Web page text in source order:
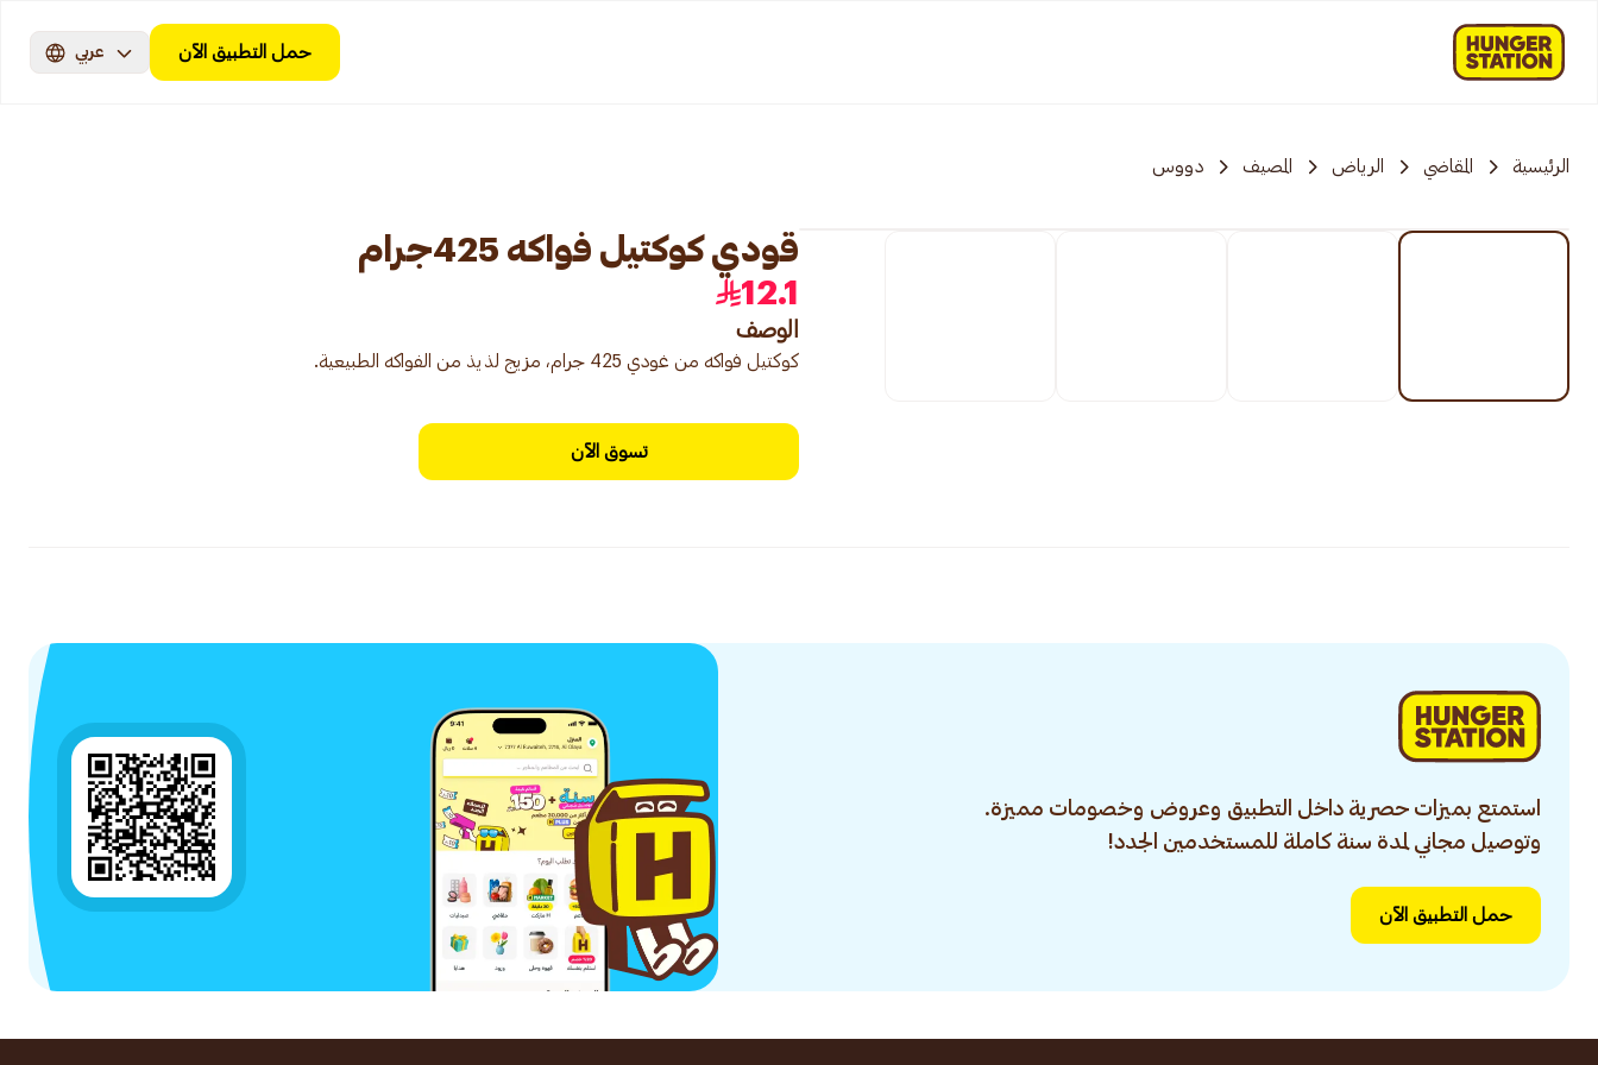
حمل التطبيق الآن عربي
الرئيسية المقاضي الرياض المصيف دووس
قودي كوكتيل فواكه 425جرام
12.1
الوصف
كوكتيل فواكه من غودي 425 جرام، مزيج لذيذ من الفواكه الطبيعية.
تسوق الآن
استمتع بميزات حصرية داخل التطبيق وعروض وخصومات مميزة.
وتوصيل مجاني لمدة سنة كاملة للمستخدمين الجدد!
حمل التطبيق الآن